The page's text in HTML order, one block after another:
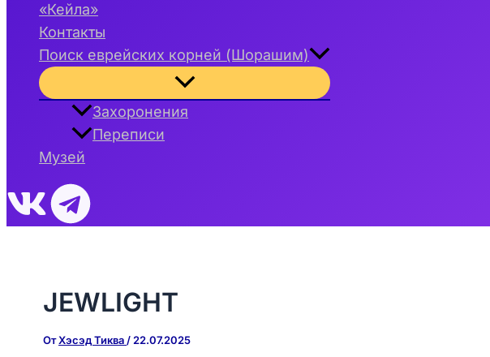
«Кейла»
Контакты
Поиск еврейских корней (Шорашим)
Переключатель
меню
Захоронения
Переписи
Музей
JEWLIGHT
ОтХэсэд Тиква / 22.07.2025